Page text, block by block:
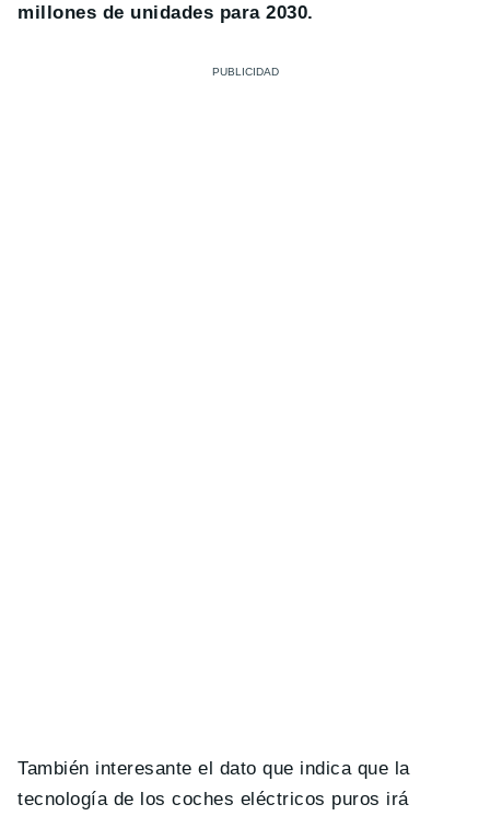
millones de unidades para 2030.
También interesante el dato que indica que la
tecnología de los coches eléctricos puros irá